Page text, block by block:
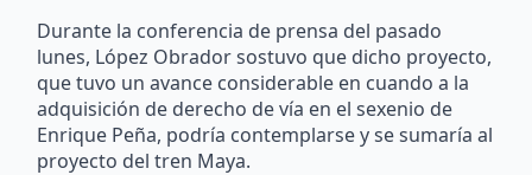
Durante la conferencia de prensa del pasado
lunes, López Obrador sostuvo que dicho proyecto,
que tuvo un avance considerable en cuando a la
adquisición de derecho de vía en el sexenio de
Enrique Peña, podría contemplarse y se sumaría al
proyecto del tren Maya.